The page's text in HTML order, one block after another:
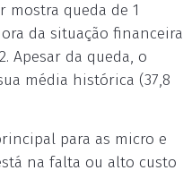
mostra queda de 1
da situação financeira
Apesar da queda, o
média histórica (37,8
para as micro e
na falta ou alto custo